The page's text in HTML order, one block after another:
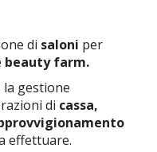
di saloni per
beauty farm.
gestione
di cassa,
effettuare.